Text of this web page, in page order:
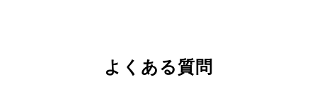
よくある質問